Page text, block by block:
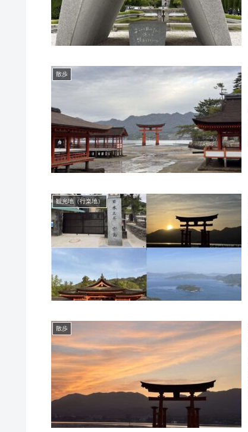
散歩
観光地（行楽地）
散歩